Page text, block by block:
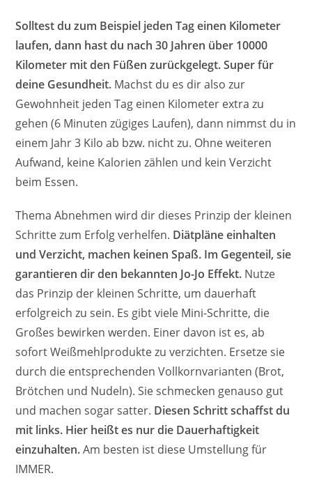
Solltest du zum Beispiel jeden Tag einen Kilometer
laufen, dann hast du nach 30 Jahren über 10000
Kilometer mit den Füßen zurückgelegt. Super für
deine Gesundheit. Machst du es dir also zur
Gewohnheit jeden Tag einen Kilometer extra zu
gehen (6 Minuten zügiges Laufen), dann nimmst du in
einem Jahr 3 Kilo ab bzw. nicht zu. Ohne weiteren
Aufwand, keine Kalorien zählen und kein Verzicht
beim Essen.
Thema Abnehmen wird dir dieses Prinzip der kleinen
Schritte zum Erfolg verhelfen. Diätpläne einhalten
und Verzicht, machen keinen Spaß. Im Gegenteil, sie
garantieren dir den bekannten Jo-Jo Effekt. Nutze
das Prinzip der kleinen Schritte, um dauerhaft
erfolgreich zu sein. Es gibt viele Mini-Schritte, die
Großes bewirken werden. Einer davon ist es, ab
sofort Weißmehlprodukte zu verzichten. Ersetze sie
durch die entsprechenden Vollkornvarianten (Brot,
Brötchen und Nudeln). Sie schmecken genauso gut
und machen sogar satter. Diesen Schritt schaffst du
mit links. Hier heißt es nur die Dauerhaftigkeit
einzuhalten.Am besten ist diese Umstellung für
IMMER.